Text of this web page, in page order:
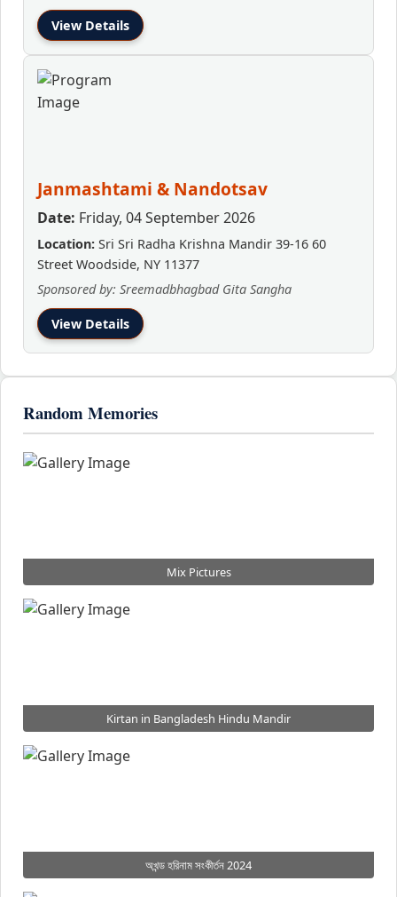
View Details
Janmashtami & Nandotsav
Date: Friday, 04 September 2026
Location: Sri Sri Radha Krishna Mandir 39-16 60
Street Woodside, NY 11377
Sponsored by: Sreemadbhagbad Gita Sangha
View Details
Random Memories
Mix Pictures
Kirtan in Bangladesh Hindu Mandir
অখন্ড হরিনাম সংকীর্তন 2024